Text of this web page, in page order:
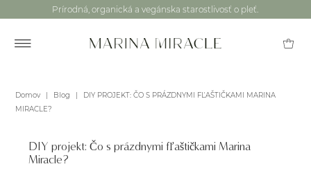
Prírodná, organická a vegánska starostlivosť o pleť.
Domov | Blog |
DIY PROJEKT: ČO S PRÁZDNYMI FĽAŠTIČKAMI MARINA
MIRACLE?
DIY projekt: Čo s prázdnymi fľaštičkami Marina
Miracle?